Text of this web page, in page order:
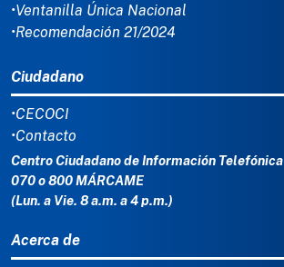
•Ventanilla Única Nacional
•Recomendación 21/2024
Ciudadano
•CECOCI
•Contacto
Centro Ciudadano de Información Telefónica
070 o 800 MÁRCAME
(Lun. a Vie. 8 a.m. a 4 p.m.)
Acerca de